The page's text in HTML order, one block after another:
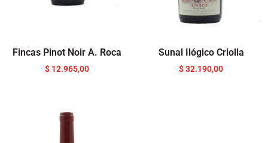
Fincas Pinot Noir A. Roca
$ 12.965,00
Sunal Ilógico Criolla
$32.190,00